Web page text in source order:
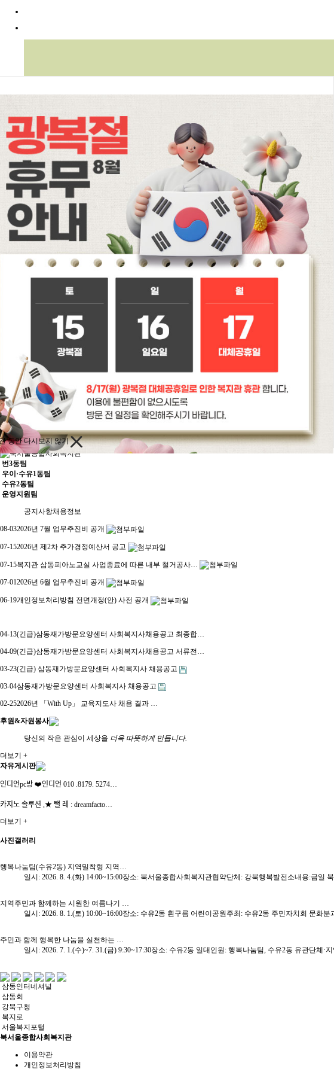
동안 다시보지 않기
번3동팀
우이·수유1동팀
수유2동팀
운영지원팀
공지사항채용정보
08-032026년 7월 업무추진비 공개
07-152026년 제2차 추가경정예산서 공고
07-15복지관 삼동피아노교실 사업종료에 따른 내부 철거공사…
07-012026년 6월 업무추진비 공개
06-19개인정보처리방침 전면개정(안) 사전 공개
04-13(긴급)삼동재가방문요양센터 사회복지사채용공고 최종합…
04-09(긴급)삼동재가방문요양센터 사회복지사채용공고 서류전…
03-23(긴급) 삼동재가방문요양센터 사회복지사 채용공고
03-04삼동재가방문요양센터 사회복지사 채용공고
02-252026년 「With Up」 교육지도사 채용 결과 …
후원&자원봉사
당신의 작은 관심이 세상을 더욱 따뜻하게 만듭니다.
더보기 +
자유게시판
인디언pc방 ❤️인디언 010 .8179. 5274…
카지노 솔루션 ,★ 탤 레 : dreamfacto…
더보기 +
사진갤러리
행복나눔팀(수유2동) 지역밀착형 지역…
일시: 2026. 8. 4.(화) 14:00~15:00장소: 북서울종합사회복지관협약단체: 강북행복발전소내용:금
지역주민과 함께하는 시원한 여름나기 …
일시: 2026. 8. 1.(토) 10:00~16:00장소: 수유2동 흰구름 어린이공원주최: 수유2동 주민자치회 문화
주민과 함께 행복한 나눔을 실천하는 …
일시: 2026. 7. 1.(수)~7. 31.(금) 9:30~17:30장소: 수유2동 일대인원: 행복나눔팀, 수유2동 유관단체
삼동인터네셔널
삼동회
강북구청
복지로
서울복지포털
북서울종합사회복지관
이용약관
개인정보처리방침